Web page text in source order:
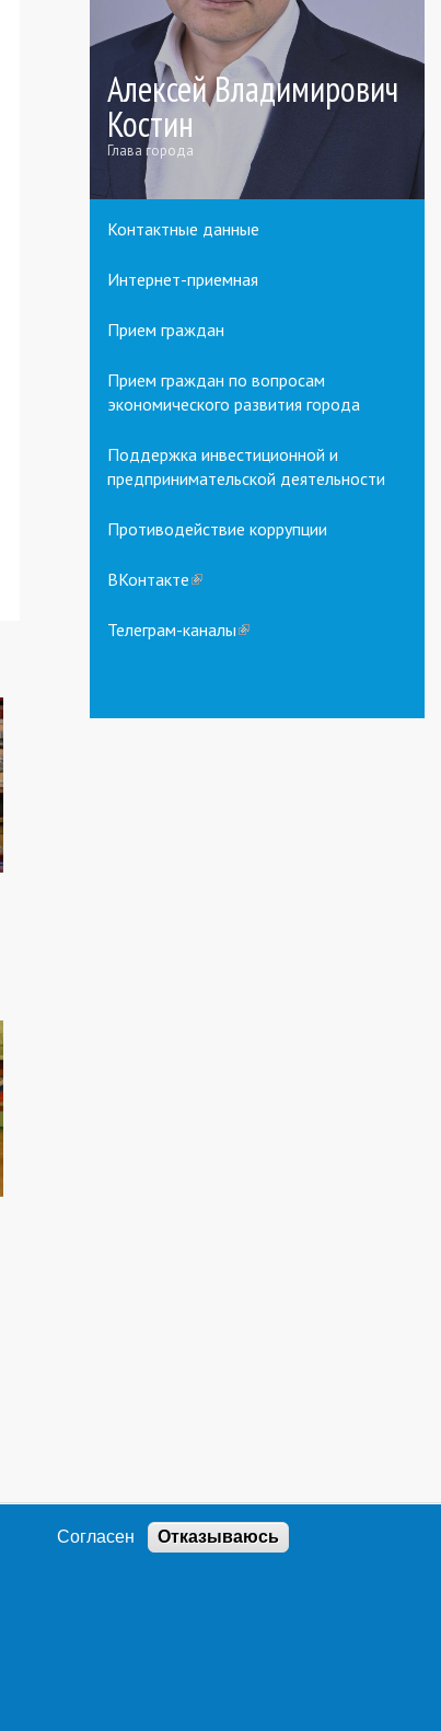
Алексей Владимирович
Костин
Глава города
Контактные данные
Интернет-приемная
Прием граждан
Прием граждан по вопросам
экономического развития города
Поддержка инвестиционной и
предпринимательской деятельности
Противодействие коррупции
ВКонтакте(link
external)
Телеграм-каналы(link
Согласен Отказываюсь